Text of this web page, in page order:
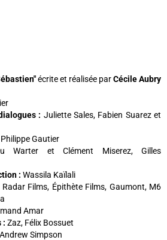
écrite et réalisée parCécile Aubry
: Juliette Sales, Fabien Suarez et
Philippe Gautier
Warter et Clément Miserez, Gilles
: Wassila Kaïlali
Radar Films, Épithète Films, Gaumont, M6
Amar
: Zaz, Félix Bossuet
Andrew Simpson